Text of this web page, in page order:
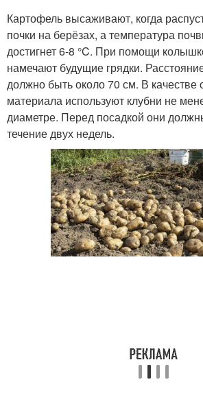
Картофель высаживают, когда
почки на берёзах, а температура
достигнет 6-8 °C. При помощи
намечают будущие грядки.
должно быть около 70 см. В качестве
материала используют клубни не
диаметре. Перед посадкой они
течение двух недель.